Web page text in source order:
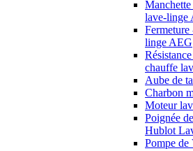
lave-linge
Fermeture
linge AEG
chauffe
Aube de
Charbon
Moteur
Poignée
Hublot
Pompe